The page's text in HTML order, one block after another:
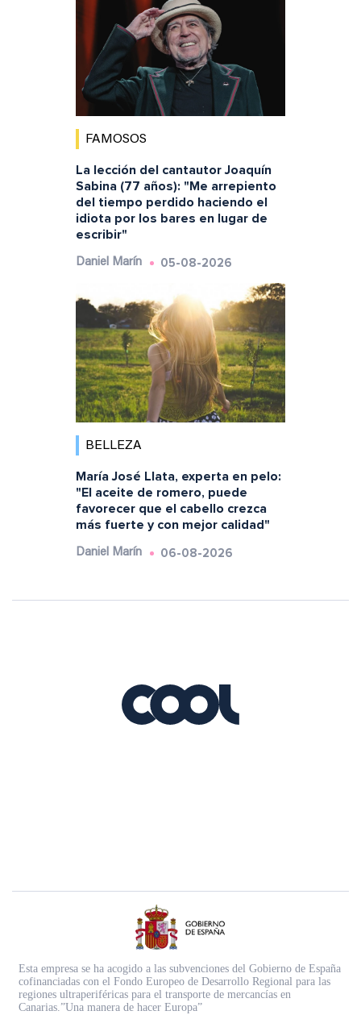
FAMOSOS
La lección del cantautor Joaquín
Sabina (77 años): "Me arrepiento
del tiempo perdido haciendo el
idiota por los bares en lugar de
escribir"
Daniel Marín 05-08-2026
BELLEZA
María José Llata, experta en pelo:
"El aceite de romero, puede
favorecer que el cabello crezca
más fuerte y con mejor calidad"
Daniel Marín 06-08-2026
Esta empresa se ha acogido a las subvenciones del Gobierno de España
cofinanciadas con el Fondo Europeo de Desarrollo Regional para las
regiones ultraperiféricas para el transporte de mercancías en
Canarias.”Una manera de hacer Europa”